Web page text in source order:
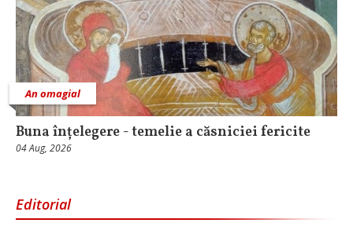
An omagial
Buna înțelegere - temelie a căsniciei fericite
04 Aug, 2026
Editorial